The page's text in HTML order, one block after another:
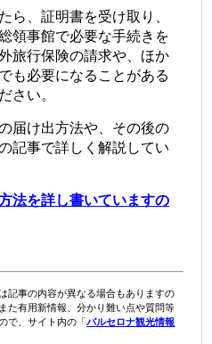
ら、証明書を受け取り、
領事館で必要な手続きを
旅行保険の請求や、ほか
も必要になることがある
さい。
届け出方法や、その後の
記事で詳しく解説してい
法を詳し書いていますの
記事の内容が異なる場合もありますの
た有用新情報、分かり難い点や質問等
で、サイト内の「バルセロナ観光情報